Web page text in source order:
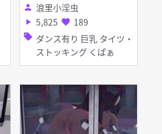
person 浪里小淫虫
play_arrow 5,825 favorite 189
sell ダンス有り 巨乳 タイツ・
ストッキング くぱぁ